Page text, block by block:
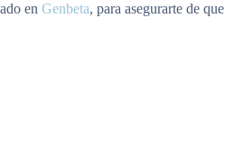
en Genbeta, para asegurarte de que